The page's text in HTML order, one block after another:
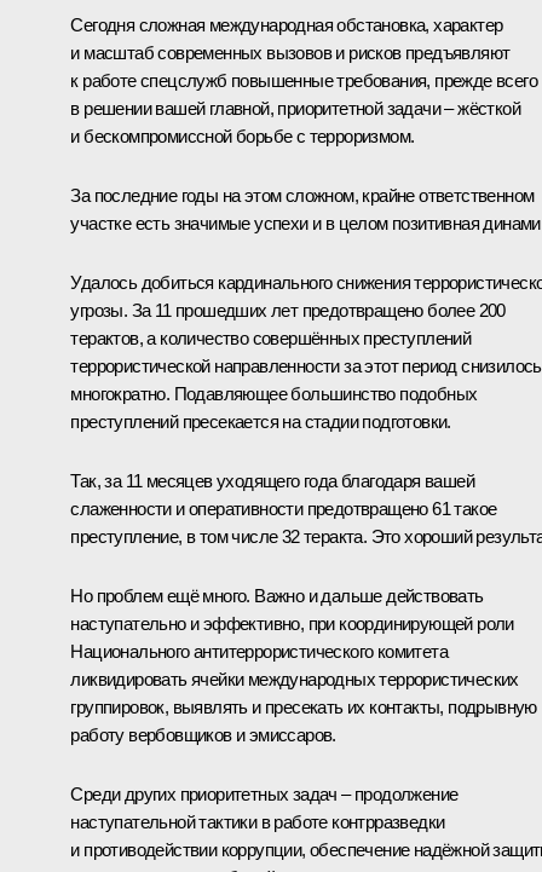
Сегодня сложная международная обстановка, характер
и масштаб современных вызовов и рисков предъявляют
к работе спецслужб повышенные требования, прежде всего
в решении вашей главной, приоритетной задачи – жёсткой
и бескомпромиссной борьбе с терроризмом.
За последние годы на этом сложном, крайне ответственном
участке есть значимые успехи и в целом позитивная
Удалось добиться кардинального снижения
угрозы. За 11 прошедших лет предотвращено более 200
терактов, а количество совершённых преступлений
террористической направленности за этот период снизилось
многократно. Подавляющее большинство подобных
преступлений пресекается на стадии подготовки.
Так, за 11 месяцев уходящего года благодаря вашей
слаженности и оперативности предотвращено 61 такое
преступление, в том числе 32 теракта. Это хороший
Но проблем ещё много. Важно и дальше действовать
наступательно и эффективно, при координирующей роли
Национального антитеррористического комитета
ликвидировать ячейки международных террористических
группировок, выявлять и пресекать их контакты, подрывную
работу вербовщиков и эмиссаров.
Среди других приоритетных задач – продолжение
наступательной тактики в работе контрразведки
и противодействии коррупции, обеспечение надёжной